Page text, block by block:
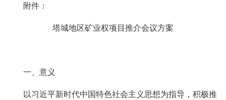
附件：
塔城地区矿业权项目推介会议方案
一、意义
以习近平新时代中国特色社会主义思想为指导，积极推